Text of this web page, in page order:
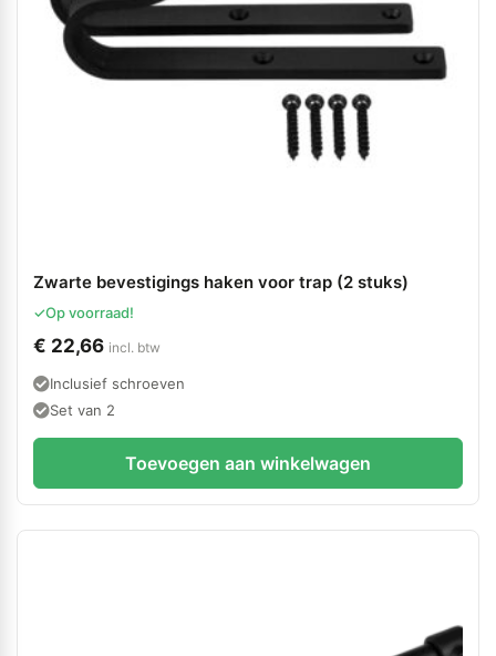
Zwarte bevestigings haken voor trap (2 stuks)
✓Op voorraad!
€ 22,66 incl. btw
Inclusief schroeven
Set van 2
Toevoegen aan winkelwagen